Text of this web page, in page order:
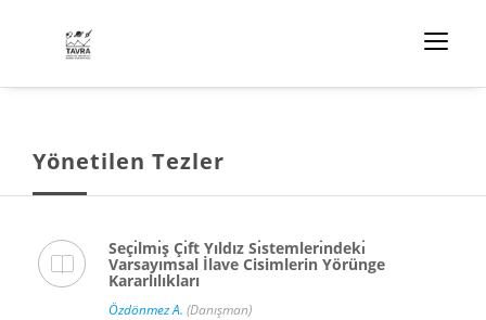
Yönetilen Tezler
Seçı̇lmı̇ş Çı̇ft Yıldız Sı̇stemlerı̇ndekı̇
Varsayımsal İlave Cisimlerin Yörünge
Kararlılıkları
Özdönmez A. (Danışman)